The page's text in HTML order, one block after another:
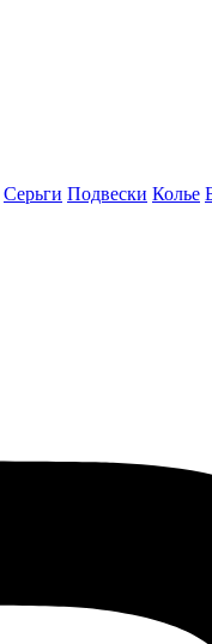
Серьги Подвески Колье